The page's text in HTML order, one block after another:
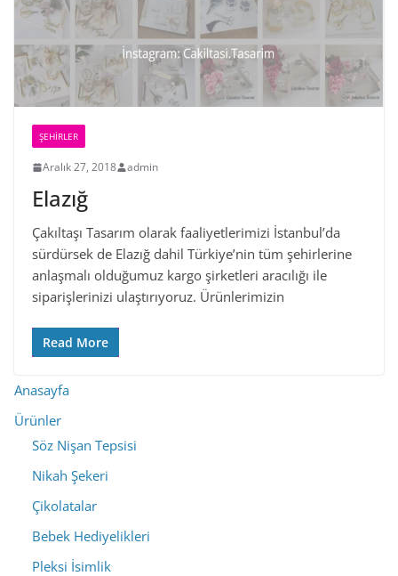
ŞEHIRLER
Aralık 27, 2018 admin
Elazığ
Çakıltaşı Tasarım olarak faaliyetlerimizi İstanbul’da
sürdürsek de Elazığ dahil Türkiye’nin tüm şehirlerine
anlaşmalı olduğumuz kargo şirketleri aracılığı ile
siparişlerinizi ulaştırıyoruz. Ürünlerimizin
Read More
Anasayfa
Ürünler
Söz Nişan Tepsisi
Nikah Şekeri
Çikolatalar
Bebek Hediyelikleri
Pleksi İsimlik